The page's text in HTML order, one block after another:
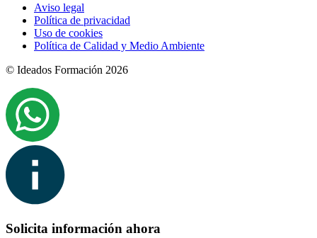
Aviso legal
Política de privacidad
Uso de cookies
Política de Calidad y Medio Ambiente
© Ideados Formación 2026
Solicita información ahora